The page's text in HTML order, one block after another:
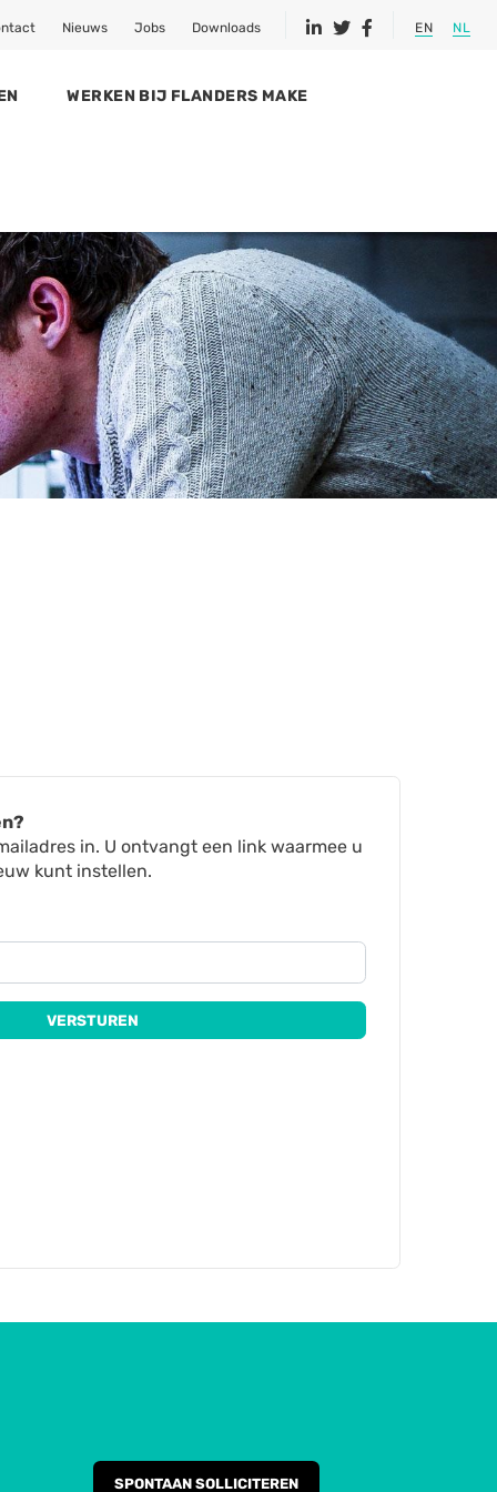
Nieuws Jobs Downloads EN NL
WERKEN BIJ FLANDERS MAKE
in. U ontvangt een link waarmee u
kunt instellen.
VERSTUREN
SPONTAAN SOLLICITEREN